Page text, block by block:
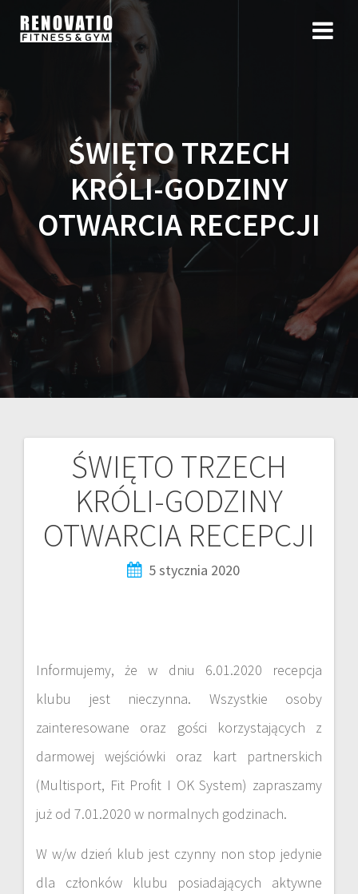
ŚWIĘTO TRZECH
KRÓLI-GODZINY
OTWARCIA RECEPCJI
ŚWIĘTO TRZECH
KRÓLI-GODZINY
OTWARCIA RECEPCJI
5 stycznia 2020
Informujemy, że w dniu 6.01.2020 recepcja
klubu jest nieczynna. Wszystkie osoby
zainteresowane oraz gości korzystających z
darmowej wejściówki oraz kart partnerskich
(Multisport, Fit Profit I OK System) zapraszamy
już od 7.01.2020 w normalnych godzinach.
W w/w dzień klub jest czynny non stop jedynie
dla członków klubu posiadających aktywne